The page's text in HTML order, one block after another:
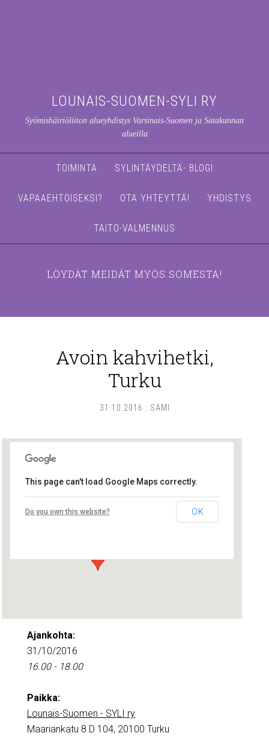
LOUNAIS-SUOMEN-SYLI RY
Syömishäiriöliiton alueyhdistys Varsinais-Suomen ja Satakunnan
alueilla
TOIMINTA SYLINTÄYDELTÄ- BLOGI
VAPAAEHTOISEKSI? OTA YHTEYTTÄ! YHDISTYS
TAITO-VALMENNUS
LÖYDÄT MEIDÄT MYÖS SOMESTA!
Avoin kahvihetki,
Turku
31.10.2016 : SAMI
Lounais-Suomen – SYLI ry
Maariankatu 8 D 104 - Turku
This page can't load Google Maps correctly.
Do you own this website? OK
Ajankohta:
31/10/2016
16.00 - 18.00
Paikka:
Lounais-Suomen - SYLI ry
Maariankatu 8 D 104, 20100 Turku